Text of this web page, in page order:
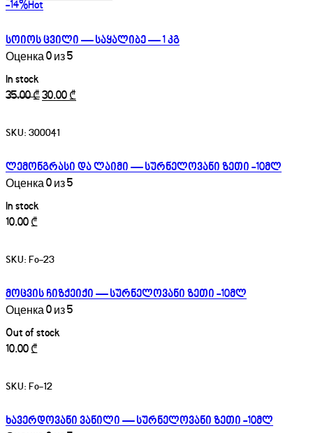
-14%Hot
სოიოს ცვილი — საყალიბე — 1 კგ
Оценка0 из 5
In stock
35.00₾30.00₾
SKU: 300041
ლემონგრასი და ლაიმი — სურნელოვანი ზეთი -10მლ
Оценка0 из 5
In stock
10.00₾
SKU: Fo-23
მოცვის ჩიზქეიქი — სურნელოვანი ზეთი -10მლ
Оценка0 из 5
Out of stock
10.00₾
SKU: Fo-12
ხავერდოვანი ვანილი — სურნელოვანი ზეთი -10მლ